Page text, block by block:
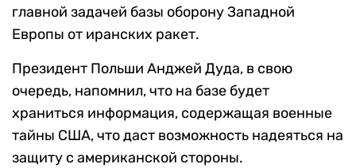
главной задачей базы оборону Западной
Европы от иранских ракет.
Президент Польши Анджей Дуда, в свою
очередь, напомнил, что на базе будет
храниться информация, содержащая военные
тайны США, что даст возможность надеяться на
защиту с американской стороны.